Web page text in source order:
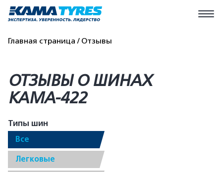
Главная страница Отзывы
ОТЗЫВЫ О ШИНАХ
КАМА-422
Типы шин
Все
Легковые